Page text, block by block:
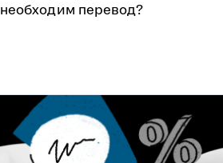
необходим перевод?